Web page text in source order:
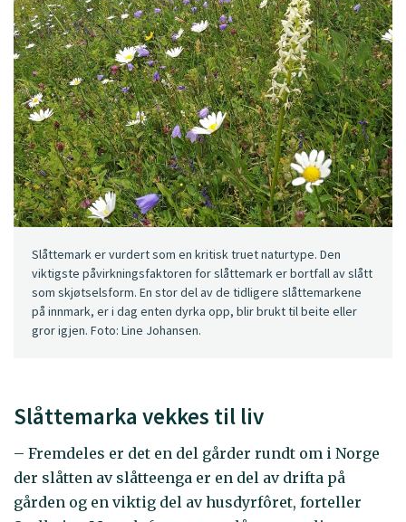
Slåttemark er vurdert som en kritisk truet naturtype. Den
viktigste påvirkningsfaktoren for slåttemark er bortfall av slått
som skjøtselsform. En stor del av de tidligere slåttemarkene
på innmark, er i dag enten dyrka opp, blir brukt til beite eller
gror igjen. Foto: Line Johansen.
Slåttemarka vekkes til liv
– Fremdeles er det en del gårder rundt om i Norge
der slåtten av slåtteenga er en del av drifta på
gården og en viktig del av husdyrfôret, forteller